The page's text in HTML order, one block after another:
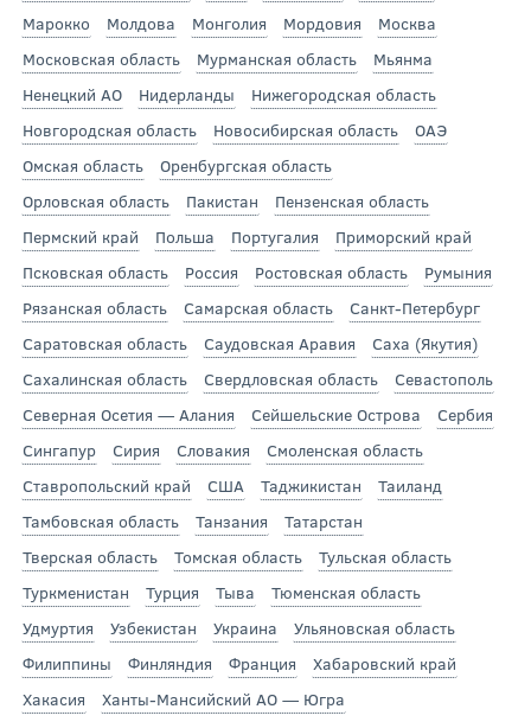
Марокко
Молдова Монголия Мордовия
Москва
Московская область
Мурманская область
Мьянма
Ненецкий АО
Нидерланды
Нижегородская область
Новгородская область
Новосибирская область
ОАЭ
Омская область
Оренбургская область
Орловская область
Пакистан
Пензенская область
Пермский край
Польша Португалия
Приморский край
Псковская область
Россия Ростовская область
Румыния
Рязанская область
Самарская область
Санкт-Петербург
Саратовская область
Саудовская Аравия
Саха (Якутия)
Сахалинская область
Свердловская область
Севастополь
Северная Осетия — Алания
Сейшельские Острова
Сербия
Сингапур
Сирия Словакия
Смоленская область
Ставропольский край
США Таджикистан
Таиланд
Тамбовская область
Танзания
Татарстан
Тверская область
Томская область
Тульская область
Туркменистан
Турция Тыва
Тюменская область
Удмуртия
Узбекистан Украина
Ульяновская область
Филиппины
Финляндия Франция
Хабаровский край
Хакасия
Ханты-Мансийский АО — Югра